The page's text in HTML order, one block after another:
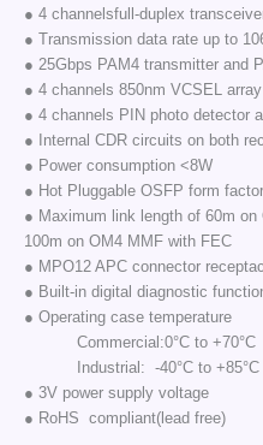
● 4 channelsfull-duplex
● Transmission data rate up to
● 25Gbps PAM4 transmitter and
● 4 channels 850nm VCSEL array
● 4 channels PIN photo detector
● Internal CDR circuits on both
● Power consumption <8W
● Hot Pluggable OSFP form
● Maximum link length of 60m
100m on OM4 MMF with FEC
● MPO12 APC connector
● Built-in digital diagnostic
● Operating case temperature
Commercial:0°C to +70°C
Industrial: -40°C to +85°C
● 3V power supply voltage
● RoHS compliant(lead free)